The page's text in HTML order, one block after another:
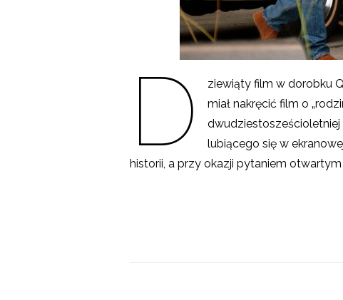
D
ziewiąty film w dorobku
miał nakręcić film o
lubiącego się w
historii, a przy okazji pytaniem